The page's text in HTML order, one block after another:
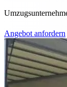
Angebot anfordern